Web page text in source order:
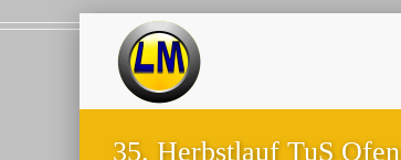
35. Herbstlauf TuS Ofen